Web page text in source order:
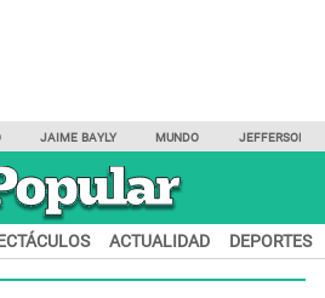
JAIME BAYLY MUNDO JEFFERSON
ACTUALIDAD DEPORTES